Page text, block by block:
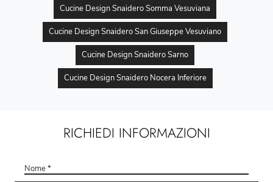
Cucine Design Snaidero Somma Vesuviana
Cucine Design Snaidero San Giuseppe Vesuviano
Cucine Design Snaidero Sarno
Cucine Design Snaidero Nocera Inferiore
RICHIEDI INFORMAZIONI